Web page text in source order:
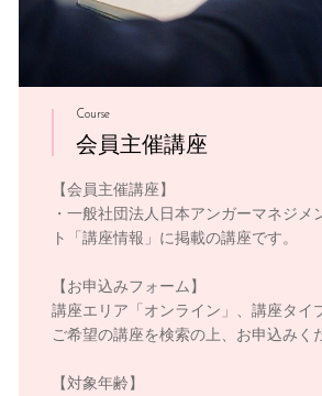
Course
会員主催講座
【会員主催講座】
・一般社団法人日本アンガーマネジメ
ト「講座情報」に掲載の講座です。
【お申込みフォーム】
講座エリア「オンライン」、講座タイ
ご希望の講座を検索の上、お申込みく
【対象年齢】